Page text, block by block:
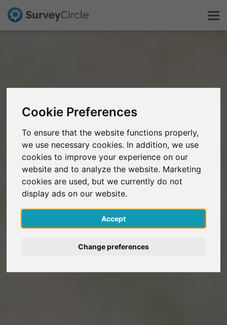
Cookie Preferences
To ensure that the website functions properly,
we use necessary cookies. In addition, we use
cookies to improve your experience on our
website and to analyze the website. Marketing
cookies are used, but we currently do not
display ads on our website.
Accept
Change preferences
FAQ
Gratis registreren
Inloggen
English
Deutsch
Español